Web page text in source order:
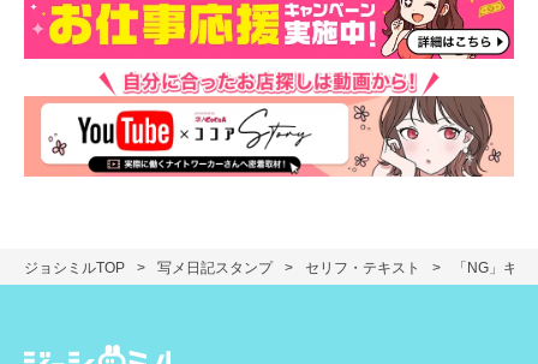
ジョシミルTOP 写メ日記スタンプ セリフ・テキスト 「NG」キ